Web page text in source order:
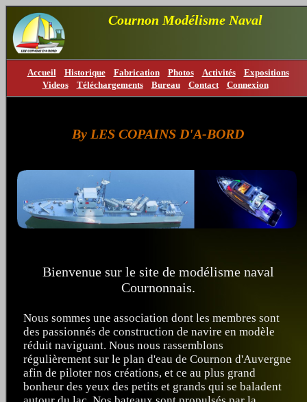
Cournon Modélisme Naval
Accueil Historique Fabrication Photos Activités
Expositions
Videos
Téléchargements Bureau Contact Connexion
By LES COPAINS D'A-BORD
Bienvenue sur le site de modélisme naval
Cournonnais.
Nous sommes une association dont les membres sont
des passionnés de construction de navire en modèle
réduit naviguant. Nous nous rassemblons
régulièrement sur le plan d'eau de Cournon d'Auvergne
afin de piloter nos créations, et ce au plus grand
bonheur des yeux des petits et grands qui se baladent